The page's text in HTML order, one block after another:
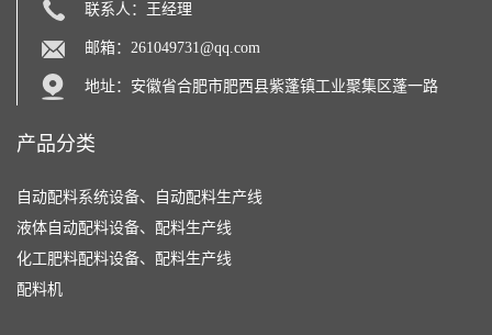
联系人：王经理
邮箱： 261049731@qq.com
地址：安徽省合肥市肥西县紫蓬镇工业聚集区蓬一路
产品分类
自动配料系统设备、自动配料生产线
液体自动配料设备、配料生产线
化工肥料配料设备、配料生产线
配料机